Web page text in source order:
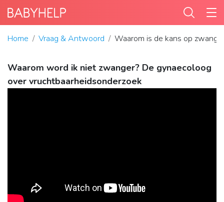
Home Vraag & Antwoord Waarom is de kans op
Waarom word ik niet zwanger? De gynaecoloog
over vruchtbaarheidsonderzoek